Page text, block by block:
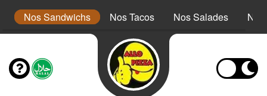
Nos Sandwichs Nos Tacos Nos Salades Nos